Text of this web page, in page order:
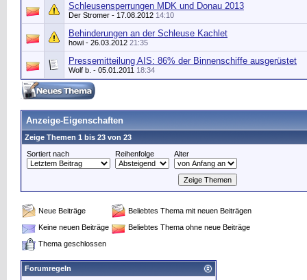
Schleusensperrungen MDK und Donau 2013
Der Stromer - 17.08.2012 14:10
Behinderungen an der Schleuse Kachlet
howi - 26.03.2012 21:35
Pressemitteilung AIS: 86% der Binnenschiffe ausgerüstet
Wolf b. - 05.01.2011 18:34
Anzeige-Eigenschaften
Zeige Themen 1 bis 23 von 23
Sortiert nach
Reihenfolge Alter
Neue Beiträge
Beliebtes Thema mit neuen Beiträgen
Keine neuen Beiträge
Beliebtes Thema ohne neue Beiträge
Thema geschlossen
Forumregeln